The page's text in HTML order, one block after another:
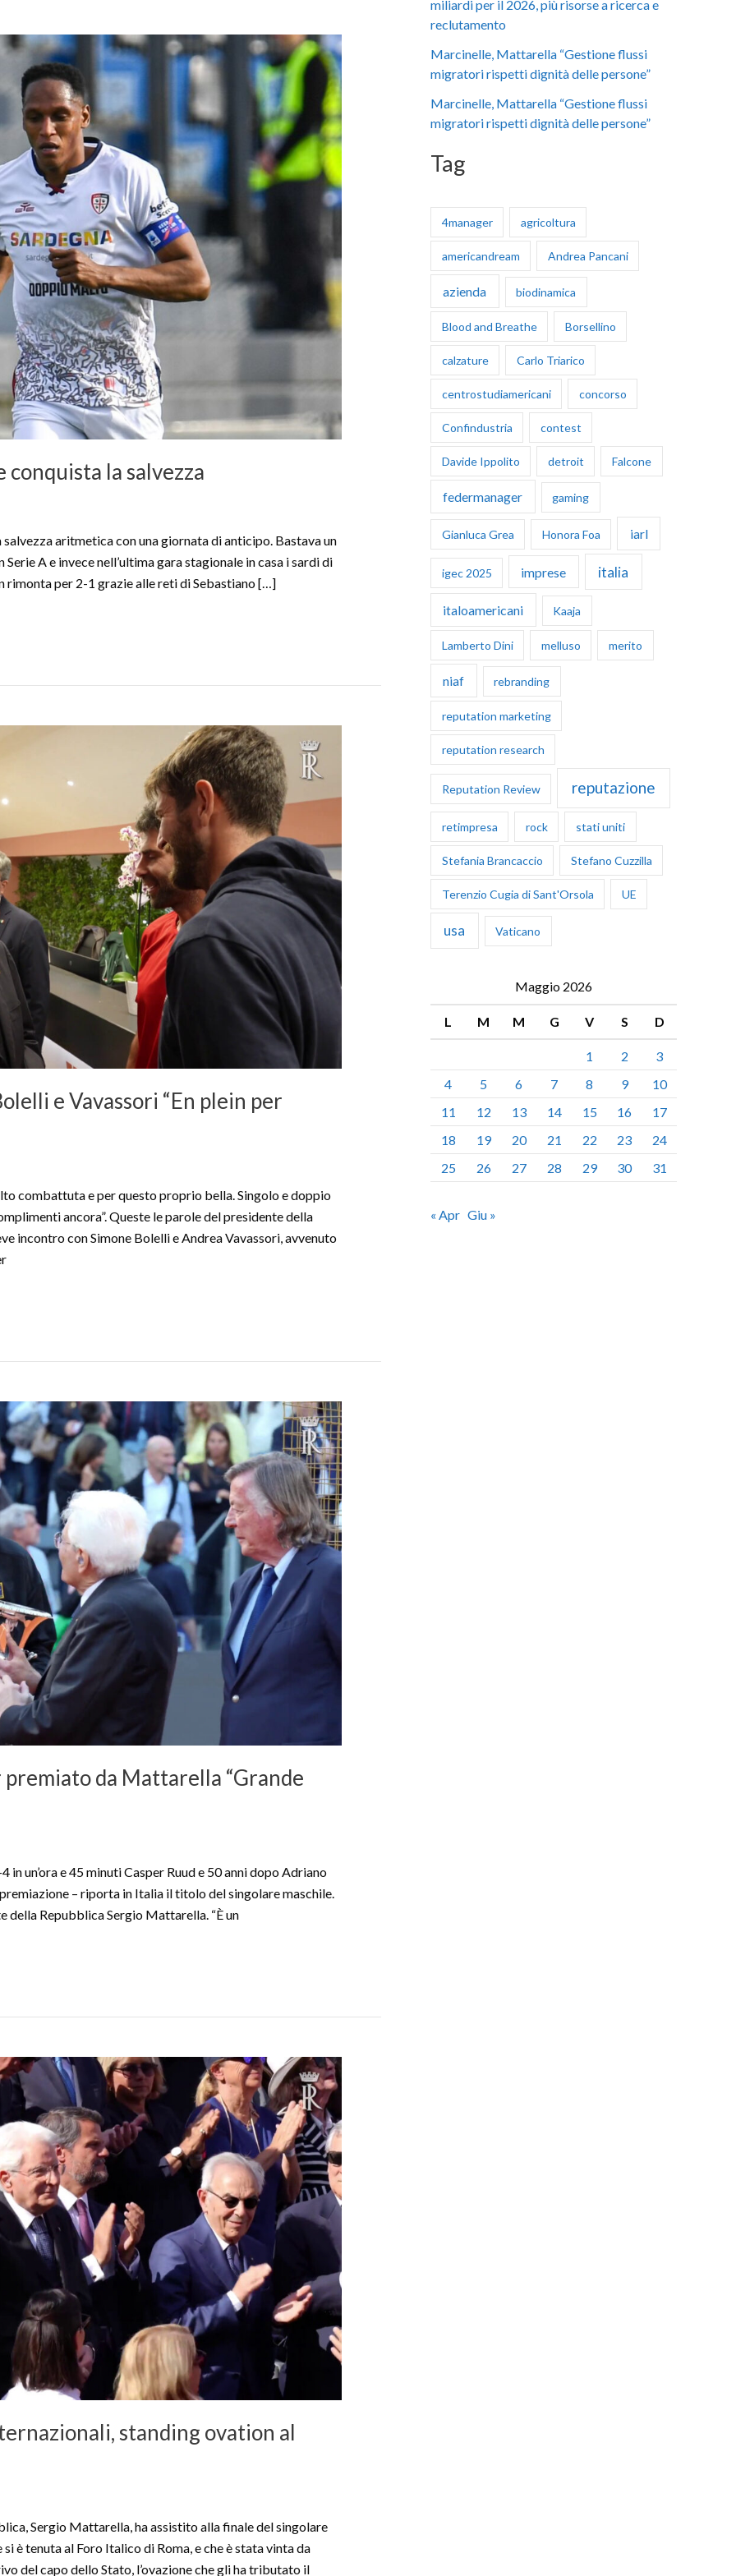
la salvezza
aritmetica con una giornata di anticipo. Bastava un
A e invece nell’ultima gara stagionale in casa i sardi di
rimonta per 2-1 grazie alle reti di Sebastiano […]
e Vavassori “En plein per
combattuta e per questo proprio bella. Singolo e doppio
ancora”. Queste le parole del presidente della
incontro con Simone Bolelli e Andrea Vavassori, avvenuto
da Mattarella “Grande
un’ora e 45 minuti Casper Ruud e 50 anni dopo Adriano
– riporta in Italia il titolo del singolare maschile.
della Repubblica Sergio Mattarella. “È un
standing ovation al
Sergio Mattarella, ha assistito alla finale del singolare
è tenuta al Foro Italico di Roma, e che è stata vinta da
del capo dello Stato, l’ovazione che gli ha tributato il
:
miliardi per il 2026, più risorse a ricerca e
reclutamento
Marcinelle, Mattarella “Gestione flussi
migratori rispetti dignità delle persone”
Marcinelle, Mattarella “Gestione flussi
migratori rispetti dignità delle persone”
Tag
4manager agricoltura
americandream Andrea Pancani
azienda biodinamica
Blood and Breathe Borsellino
calzature Carlo Triarico
centrostudiamericani concorso
Confindustria contest
Davide Ippolito detroit Falcone
federmanager gaming
Gianluca Grea Honora Foa iarl
igec 2025 imprese italia
italoamericani Kaaja
Lamberto Dini melluso merito
niaf rebranding
reputation marketing
reputation research
Reputation Review reputazione
retimpresa rock stati uniti
Stefania Brancaccio Stefano Cuzzilla
Terenzio Cugia di Sant'Orsola UE
usa Vaticano
Maggio 2026
L M M G V S D
1 2
3
4
5 6 7 8 9
10
11
12 13 14 15 16
17
18
19 20 21 22 23
24
25
26 27 28 29 30 31
« Apr Giu »